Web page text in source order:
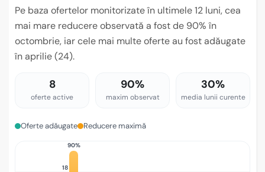
Pe baza ofertelor monitorizate în ultimele 12 luni, cea
mai mare reducere observată a fost de 90% în
octombrie, iar cele mai multe oferte au fost adăugate
în aprilie (24).
8
oferte active
90%
maxim observat
30%
media lunii curente
Oferte adăugate Reducere maximă
18
90%